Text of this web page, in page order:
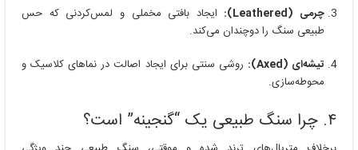
چرمی (Leathered):
ایجاد بافتی مخملی و لمس‌کردنی که حس
طبیعی سنگ را دوچندان می‌کند.
تیشه‌ای (Axed):
روشی سنتی برای ایجاد اصالت در نماهای کلاسیک و
محوطه‌سازی.
۴. چرا سنگ طبیعی یک “گنجینه” است؟